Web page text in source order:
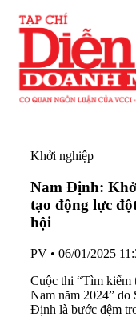
Khởi nghiệp
Nam Định:
tạo động lực
hội
PV • 06/01/2025
Cuộc thi “Tìm kiếm
Nam năm 2024” do
Định là bước đệm